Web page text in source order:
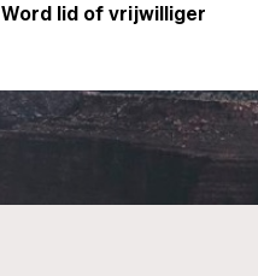
Word lid of vrijwilliger